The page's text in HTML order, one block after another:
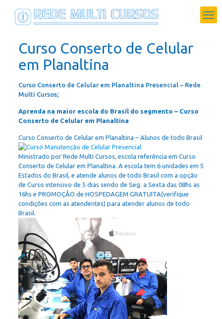
Curso Conserto de Celular
em Planaltina
Curso Conserto de Celular em Planaltina Presencial – Rede
Multi Cursos;
Aprenda na maior escola do Brasil do segmento – Curso
Conserto de Celular em Planaltina
Curso Conserto de Celular em Planaltina – Alunos de todo Brasil
Ministrado por Rede Multi Cursos, escola referência em Curso
Conserto de Celular em Planaltina. A escola tem 6 unidades em 5
Estados do Brasil, e atende alunos de todo Brasil com a opção
de Curso intensivo de 5 dias sendo de Seg. a Sexta das 08hs as
16hs e PROMOÇÃO de HOSPEDAGEM GRATUITA(verifique
condições com as atendentes) para atender alunos de todo
Brasil.